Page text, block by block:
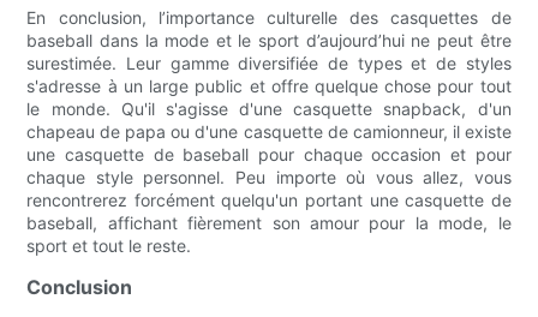
En conclusion, l’importance culturelle des casquettes de
baseball dans la mode et le sport d’aujourd’hui ne peut être
surestimée. Leur gamme diversifiée de types et de styles
s'adresse à un large public et offre quelque chose pour tout
le monde. Qu'il s'agisse d'une casquette snapback, d'un
chapeau de papa ou d'une casquette de camionneur, il existe
une casquette de baseball pour chaque occasion et pour
chaque style personnel. Peu importe où vous allez, vous
rencontrerez forcément quelqu'un portant une casquette de
baseball, affichant fièrement son amour pour la mode, le
sport et tout le reste.
Conclusion